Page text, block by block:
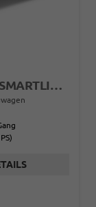
EXTRA PLUS KAMERA+KLIMA+SMARTLINK+PDC+LED+TEMPOMAT